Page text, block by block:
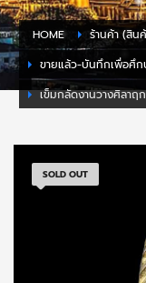
HOME ร้านค้า (สิน
ขายแล้ว-บันทึกเพื่อศึก
เข็มกลัดงานวางศิลาฤ
SOLD OUT